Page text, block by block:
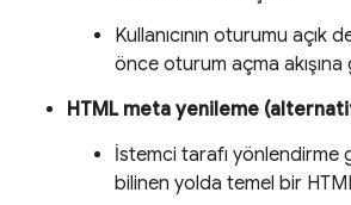
Kullanıcının oturumu açık
önce oturum açma
HTML meta yenileme
İstemci tarafı yönlendirme
bilinen yolda temel bir